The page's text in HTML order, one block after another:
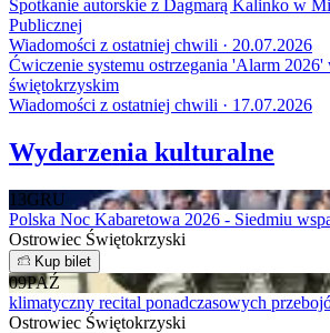
Spotkanie autorskie z Dagmarą Kalinko w
Publicznej
Wiadomości z ostatniej chwili · 20.07.2026
Ćwiczenie systemu ostrzegania 'Alarm
świętokrzyskim
Wiadomości z ostatniej chwili · 17.07.2026
Wydarzenia kulturalne
13GRU
Polska Noc Kabaretowa 2026 - Siedmiu
Ostrowiec Świętokrzyski
Kup bilet
09PAŹ
klimatyczny recital ponadczasowych
Ostrowiec Świętokrzyski